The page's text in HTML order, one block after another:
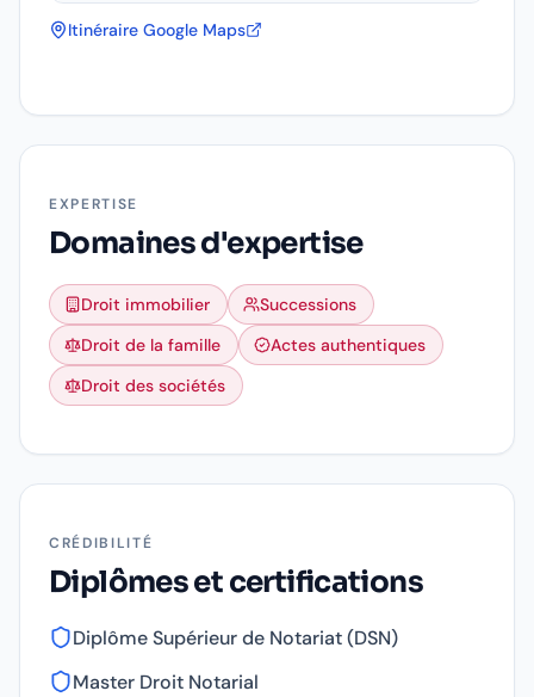
Itinéraire Google Maps
EXPERTISE
Domaines d'expertise
Droit immobilier
Successions
Droit de la famille
Actes authentiques
Droit des sociétés
CRÉDIBILITÉ
Diplômes et certifications
Diplôme Supérieur de Notariat (DSN)
Master Droit Notarial